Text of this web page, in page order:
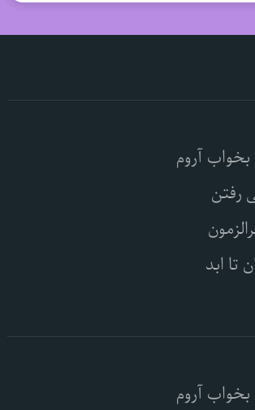
آروم
رفتن
تا ابد
آروم